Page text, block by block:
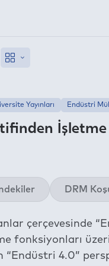
Yayınları Endüstri
DRM
çerçevesinde
fonksiyonları
“Endüstri 4.0”